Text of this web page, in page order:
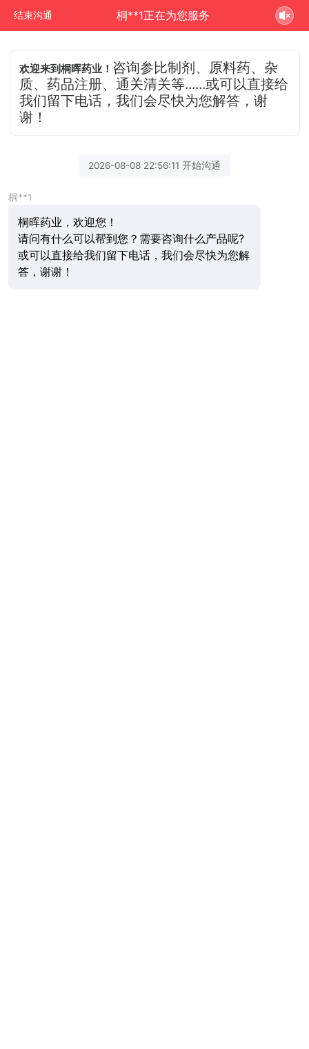
结束沟通 桐**1正在为您服务
欢迎来到桐晖药业！ 咨询参比制剂、原料药、杂
质、药品注册、通关清关等......或可以直接给
我们留下电话，我们会尽快为您解答，谢
谢！
2026-08-08 22:56:11 开始沟通
桐**1
桐晖药业，欢迎您！
请问有什么可以帮到您？需要咨询什么产品呢?
或可以直接给我们留下电话，我们会尽快为您解
答，谢谢！